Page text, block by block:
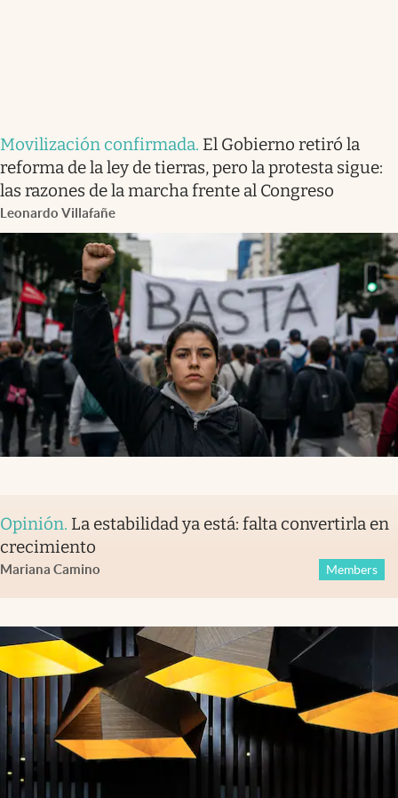
Movilización confirmada. El Gobierno retiró la
reforma de la ley de tierras, pero la protesta sigue:
las razones de la marcha frente al Congreso
Leonardo Villafañe
Opinión. La estabilidad ya está: falta convertirla en
crecimiento
Mariana Camino Members